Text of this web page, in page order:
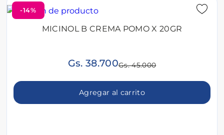
-14%
MICINOL B CREMA POMO X 20GR
Gs. 38.700Gs. 45.000
Agregar al carrito